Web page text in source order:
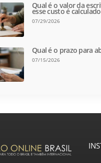
Qual é o valor da
esse custo é
07/29/2026
Qual é o prazo para
07/15/2026